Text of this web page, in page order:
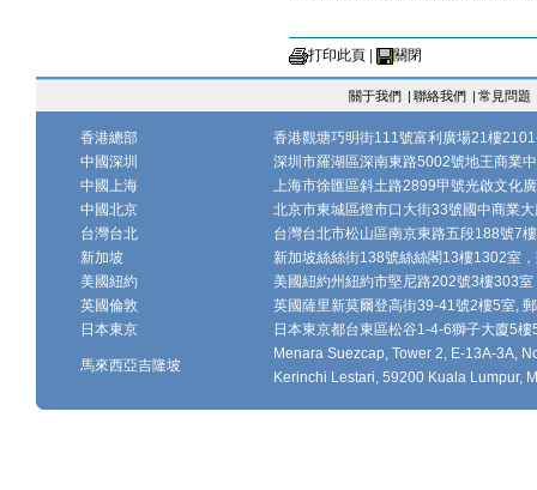
打印此頁 關閉
關于我們 | 聯絡我們 | 常見問題
香港總部
香港觀塘巧明街111號富利廣場21樓
中國深圳
深圳市羅湖區深南東路5002號地王商業
中國上海
上海市徐匯區斜土路2899甲號光啟文化
中國北京
北京市東城區燈市口大街33號國中商業
台灣台北
台灣台北市松山區南京東路五段188號7
新加坡
新加坡絲絲街138號絲絲閣13樓1302室
美國紐約
美國紐約州紐約市堅尼路202號3樓303
英國倫敦
英國薩里新莫爾登高街39-41號2樓5室,
日本東京
日本東京都台東區松谷1-4-6獅子大廈5
馬來西亞吉隆坡
Menara Suezcap, Tower 2, E-13A-3A,
Kerinchi Lestari, 59200 Kuala Lumpur,